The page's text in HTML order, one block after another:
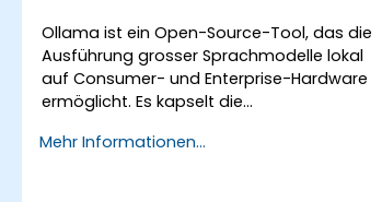
Ollama ist ein Open-Source-Tool, das die
Ausführung grosser Sprachmodelle lokal
auf Consumer- und Enterprise-Hardware
ermöglicht. Es kapselt die
den API-Betrieb in einer einzigen
Mehr Informationen...